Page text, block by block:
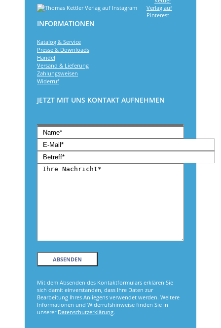
INFORMATIONEN
Katalog & Service
Presse & Downloads
Handel
Versand & Lieferung
Zahlungsweisen
Widerruf
JETZT MIT UNS KONTAKT AUFNEHMEN
Bitte lasse dieses Feld leer.
Mit dem Absenden des Kontaktformulars erklären Sie
sich damit einverstanden, dass Ihre Daten zur
Bearbeitung Ihres Anliegens verwendet werden. Weitere
Informationen und Widerrufshinweise finden Sie in
unserer Datenschutzerklärung.